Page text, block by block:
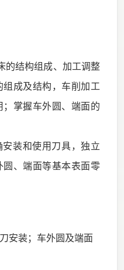
的结构组成、加工调整
成及结构，车削加工
掌握车外圆、端面的
装和使用刀具，独立
、端面等基本表面零
安装；车外圆及端面